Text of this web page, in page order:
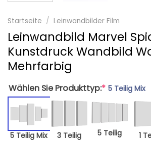
Startseite / Leinwandbilder Film
Leinwandbild Marvel
Kunstdruck Wandbild
Mehrfarbig
Wählen Sie Produkttyp:* 5 Teilig Mix
5 Teilig Mix 3 Teilig 5 Teilig 1